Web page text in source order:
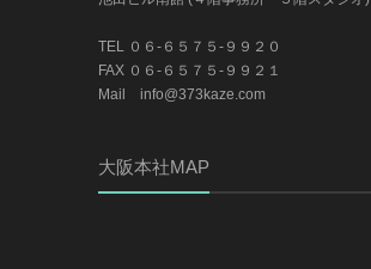
TEL ０６-６５７５-９９２０
FAX ０６-６５７５-９９２１
Mail info@373kaze.com
大阪本社MAP